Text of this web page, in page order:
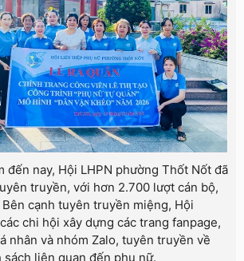
đến nay, Hội LHPN phường Thốt Nốt đã
truyền, với hơn 2.700 lượt cán bộ,
cạnh tuyên truyền miệng, Hội
chi hội xây dựng các trang fanpage,
nhân và nhóm Zalo, tuyên truyền về
liên quan đến phụ nữ.